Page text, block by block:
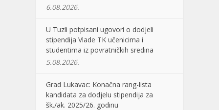
6.08.2026.
U Tuzli potpisani ugovori o dodjeli
stipendija Vlade TK učenicima i
studentima iz povratničkih sredina
5.08.2026.
Grad Lukavac: Konačna rang-lista
kandidata za dodjelu stipendija za
šk./ak. 2025/26. godinu